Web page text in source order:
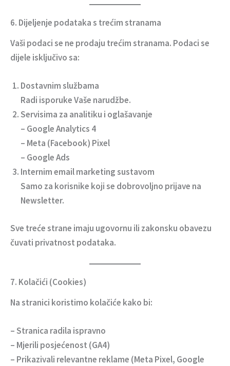
6. Dijeljenje podataka s trećim stranama
Vaši podaci se ne prodaju trećim stranama. Podaci se
dijele isključivo sa:
Dostavnim službama
Radi isporuke Vaše narudžbe.
Servisima za analitiku i oglašavanje
– Google Analytics 4
– Meta (Facebook) Pixel
– Google Ads
Internim email marketing sustavom
Samo za korisnike koji se dobrovoljno prijave na
Newsletter.
Sve treće strane imaju ugovornu ili zakonsku obavezu
čuvati privatnost podataka.
7. Kolačići (Cookies)
Na stranici koristimo kolačiće kako bi:
– Stranica radila ispravno
– Mjerili posjećenost (GA4)
– Prikazivali relevantne reklame (Meta Pixel, Google